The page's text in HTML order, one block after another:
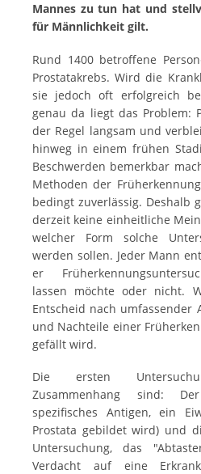
Mannes zu tun hat und
für Männlichkeit gilt.
Rund 1400 betroffene
Prostatakrebs. Wird die
sie jedoch oft erfolgreich
genau da liegt das Problem:
der Regel langsam und
hinweg in einem frühen
Beschwerden bemerkbar
Methoden der
bedingt zuverlässig. Deshalb
derzeit keine einheitliche
welcher Form solche
werden sollen. Jeder Mann
er
lassen möchte oder nicht.
Entscheid nach umfassender
und Nachteile einer
gefällt wird.
Die ersten
Zusammenhang sind:
spezifisches Antigen, ein
Prostata gebildet wird) und
Untersuchung, das
Verdacht auf eine